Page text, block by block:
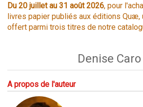
Du 20 juillet au 31 août 2026, pour
livres papier publiés aux éditions Quæ,
offert parmi trois titres de notre
Denise Caro
A propos de l'auteur